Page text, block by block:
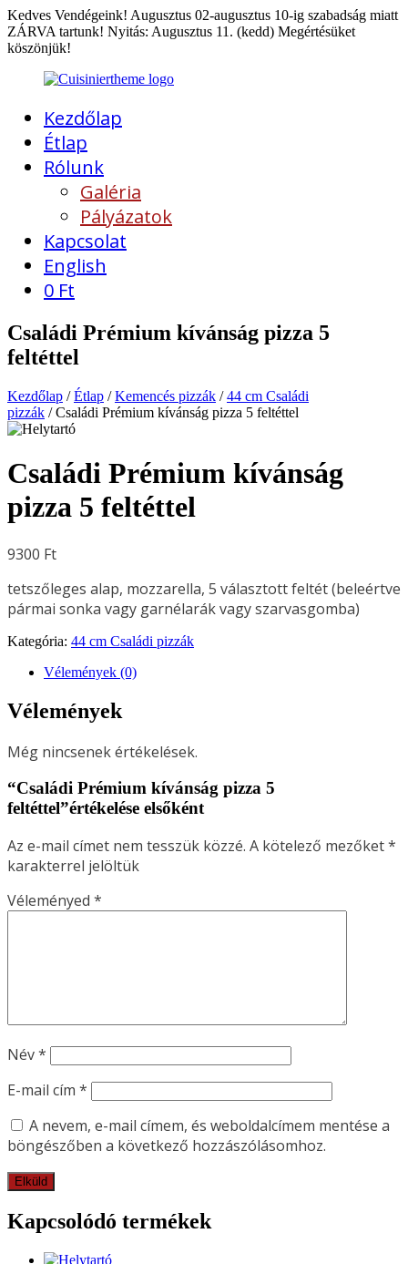
Kedves Vendégeink! Augusztus 02-augusztus 10-ig szabadság miatt
ZÁRVA tartunk! Nyitás: Augusztus 11. (kedd) Megértésüket
köszönjük!
Kezdőlap
Étlap
Rólunk
Galéria
Pályázatok
Kapcsolat
English
0 Ft
Családi Prémium kívánság pizza 5
feltéttel
Kezdőlap /Étlap /Kemencés pizzák /44 cm Családi
pizzák / Családi Prémium kívánság pizza 5 feltéttel
Családi Prémium kívánság
pizza 5 feltéttel
9300 Ft
tetszőleges alap, mozzarella, 5 választott feltét (beleértve
pármai sonka vagy garnélarák vagy szarvasgomba)
Kategória: 44 cm Családi pizzák
Vélemények (0)
Vélemények
Még nincsenek értékelések.
“Családi Prémium kívánság pizza 5
feltéttel”értékelése elsőként
Az e-mail címet nem tesszük közzé. A kötelező mezőket*
karakterrel jelöltük
Véleményed *
Név*
E-mail cím *
A nevem, e-mail címem, és weboldalcímem mentése a
böngészőben a következő hozzászólásomhoz.
Kapcsolódó termékek